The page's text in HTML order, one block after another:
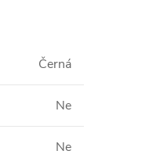
Černá
Ne
Ne